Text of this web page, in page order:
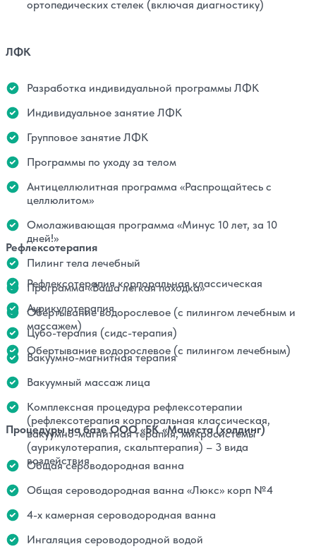
ортопедических стелек (включая диагностику)
ЛФК
Разработка индивидуальной программы ЛФК
Индивидуальное занятие ЛФК
Групповое занятие ЛФК
Программы по уходу за телом
Антицеллюлитная программа «Распрощайтесь с
целлюлитом»
Омолаживающая программа «Минус 10 лет, за 10
дней!»
Пилинг тела лечебный
Программа «Ваша легкая походка»
Обертывание водорослевое (с пилингом лечебным и
массажем)
Обертывание водорослевое (с пилингом лечебным)
Рефлексотерапия
Рефлексотерапия корпоральная классическая
Аурикулотерапия
Цубо-терапия (сидс-терапия)
Вакуумно-магнитная терапия
Вакуумный массаж лица
Комплексная процедура рефлексотерапии
(рефлексотерапия корпоральная классическая,
вакуумно-магнитная терапия, микросистемы
(аурикулотерапия, скальптерапия) – 3 вида
воздействия
Процедуры на базе ООО «БК «Мацеста (холдинг)
Общая сероводородная ванна
Общая сероводородная ванна «Люкс» корп №4
4-х камерная сероводородная ванна
Ингаляция сероводородной водой